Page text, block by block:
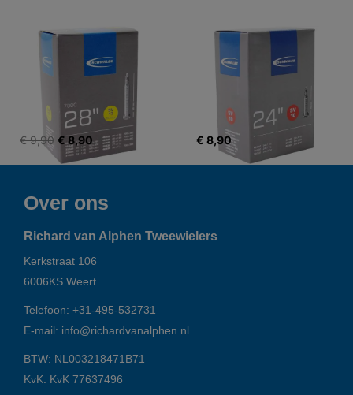
€ 9,90 € 8,90 € 8,90
Over ons
Richard van Alphen Tweewielers
Kerkstraat 106
6006KS Weert
Telefoon: +31-495-532731
E-mail: info@richardvanalphen.nl
BTW: NL003218471B71
KvK: KvK 77637496